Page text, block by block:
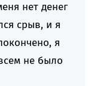
нет денег
срыв, и я
я
не было